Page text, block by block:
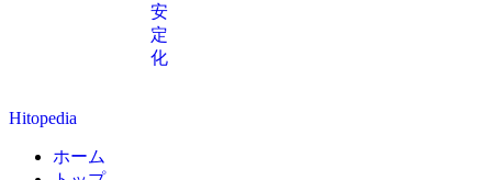
安
定
化
Hitopedia
ホーム